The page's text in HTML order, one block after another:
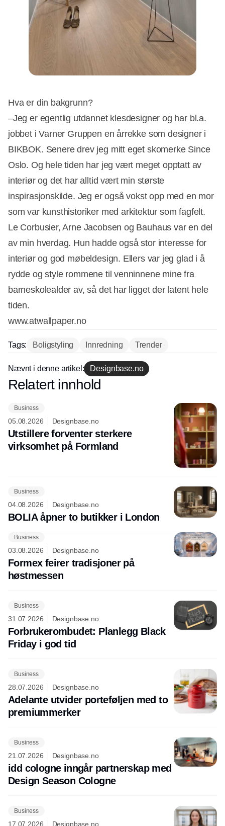
Hva er din bakgrunn?
–Jeg er egentlig utdannet klesdesigner og har bl.a.
jobbet i Varner Gruppen en årrekke som designer i
BIKBOK. Senere drev jeg mitt eget skomerke Since
Oslo. Og hele tiden har jeg vært meget opptatt av
interiør og det har alltid vært min største
inspirasjonskilde. Jeg er også vokst opp med en mor
som var kunsthistoriker med arkitektur som fagfelt.
Le Corbusier, Arne Jacobsen og Bauhaus var en del
av min hverdag. Hun hadde også stor interesse for
interiør og god møbeldesign. Ellers var jeg glad i å
rydde og style rommene til venninnene mine fra
barneskolealder av, så det har ligget der latent hele
tiden.
www.atwallpaper.no
Tags: Boligstyling Innredning Trender
Nævnt i denne artikel: Designbase.no
Annonce
Relatert innhold
Business
05.08.2026 Designbase.no
Utstillere forventer sterkere
virksomhet på Formland
Business
04.08.2026 Designbase.no
BOLIA åpner to butikker i London
Business
03.08.2026 Designbase.no
Formex feirer tradisjoner på
høstmessen
Business
31.07.2026 Designbase.no
Forbrukerombudet: Planlegg Black
Friday i god tid
Business
28.07.2026 Designbase.no
Adelante utvider porteføljen med to
premiummerker
Business
21.07.2026 Designbase.no
idd cologne inngår partnerskap med
Design Season Cologne
Business
17.07.2026 Designbase.no